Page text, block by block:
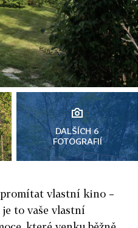
DALŠÍCH 6
FOTOGRAFIÍ
promítat vlastní kino –
to vaše vlastní